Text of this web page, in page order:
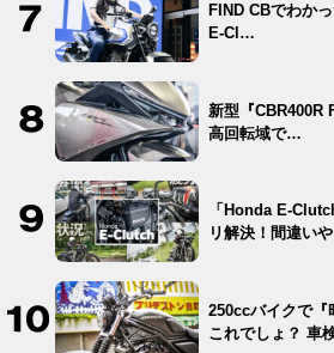
FIND CBでわか
E-Cl…
新型『CBR400R
高回転域で…
「Honda E-
リ解決！間違い
250ccバイクで『
これでしょ？ 車